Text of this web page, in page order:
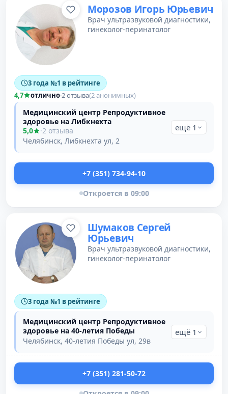
Морозов Игорь Юрьевич
Врач ультразвуковой диагностики,
гинеколог-перинатолог
3 года №1 в рейтинге
4,7
отлично·2 отзыва(2 анонимных)
Медицинский центр Репродуктивное
здоровье на Либкнехта
5,0
·2 отзыва
Челябинск, Либкнехта ул, 2
ещё 1
+7 (351) 734-94-10
Откроется в 09:00
Шумаков Сергей
Юрьевич
Врач ультразвуковой диагностики,
гинеколог-перинатолог
3 года №1 в рейтинге
Медицинский центр Репродуктивное
здоровье на 40-летия Победы
Челябинск, 40-летия Победы ул, 29в
ещё 1
+7 (351) 281-50-72